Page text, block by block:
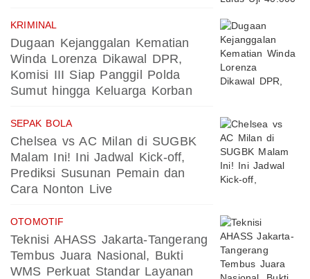
KRIMINAL
Dugaan Kejanggalan Kematian
Winda Lorenza Dikawal DPR,
Komisi III Siap Panggil Polda
Sumut hingga Keluarga Korban
SEPAK BOLA
Chelsea vs AC Milan di SUGBK
Malam Ini! Ini Jadwal Kick-off,
Prediksi Susunan Pemain dan
Cara Nonton Live
OTOMOTIF
Teknisi AHASS Jakarta-Tangerang
Tembus Juara Nasional, Bukti
WMS Perkuat Standar Layanan